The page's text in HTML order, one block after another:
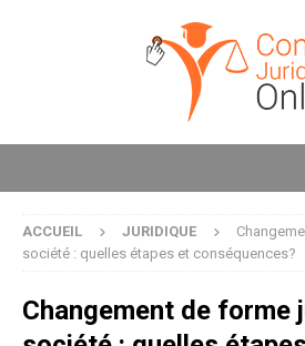
ACCUEIL JURIDIQUE
société : quelles étapes et conséquences?
Changement de forme